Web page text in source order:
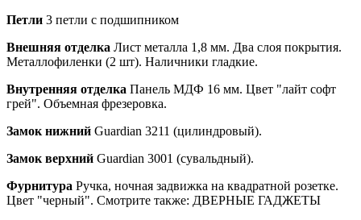
Петли 3 петли с подшипником
Внешняя отделка Лист металла 1,8 мм. Два слоя покрытия.
Металлофиленки (2 шт). Наличники гладкие.
Внутренняя отделка Панель МДФ 16 мм. Цвет "лайт софт
грей". Объемная фрезеровка.
Замок нижний Guardian 3211 (цилиндровый).
Замок верхний Guardian 3001 (сувальдный).
Фурнитура Ручка, ночная задвижка на квадратной розетке.
Цвет "черный". Смотрите также: ДВЕРНЫЕ ГАДЖЕТЫ